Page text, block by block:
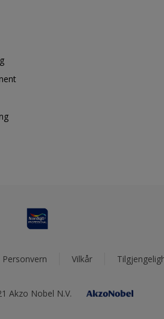
Personvern Vilkår
Akzo Nobel N.V.